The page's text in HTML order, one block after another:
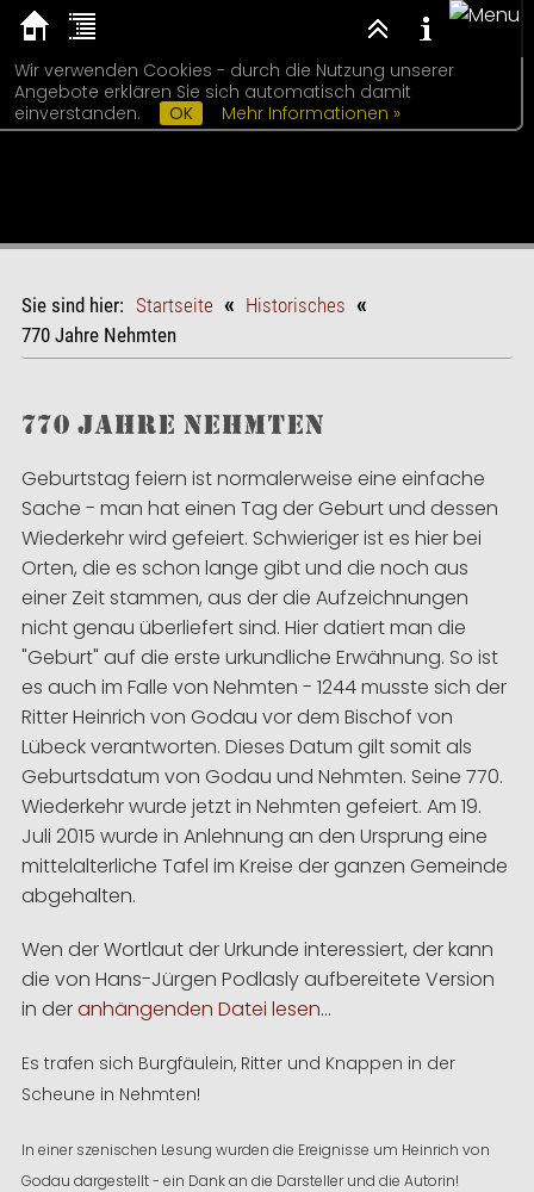
Nehmten -
Sie sind hier: Startseite « Historisches «
770 Jahre Nehmten
770 Jahre Nehmten
Geburtstag feiern ist normalerweise eine einfache
Sache - man hat einen Tag der Geburt und dessen
Wiederkehr wird gefeiert. Schwieriger ist es hier bei
Orten, die es schon lange gibt und die noch aus
einer Zeit stammen, aus der die Aufzeichnungen
nicht genau überliefert sind. Hier datiert man die
"Geburt" auf die erste urkundliche Erwähnung. So ist
es auch im Falle von Nehmten - 1244 musste sich der
Ritter Heinrich von Godau vor dem Bischof von
Lübeck verantworten. Dieses Datum gilt somit als
Geburtsdatum von Godau und Nehmten. Seine 770.
Wiederkehr wurde jetzt in Nehmten gefeiert. Am 19.
Juli 2015 wurde in Anlehnung an den Ursprung eine
mittelalterliche Tafel im Kreise der ganzen Gemeinde
abgehalten.
Wen der Wortlaut der Urkunde interessiert, der kann
die von Hans-Jürgen Podlasly aufbereitete Version
in deranhängenden Datei lesen...
Es trafen sich Burgfäulein, Ritter und Knappen in der
Scheune in Nehmten!
In einer szenischen Lesung wurden die Ereignisse um Heinrich von
Godau dargestellt - ein Dank an die Darsteller und die Autorin!
Wir verwenden Cookies - durch die Nutzung unserer
Angebote erklären Sie sich automatisch damit
einverstanden.
OK Mehr Informationen »